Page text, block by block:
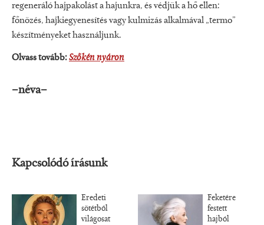
regeneráló hajpakolást a hajunkra, és védjük a hő ellen:
főnözés, hajkiegyenesítés vagy kulmizás alkalmával „termo”
készítményeket használjunk.
Olvass tovább:Szőkén nyáron
–néva–
Kapcsolódó írásunk
Eredeti
sötétből
világosat
Feketére
festett
hajból